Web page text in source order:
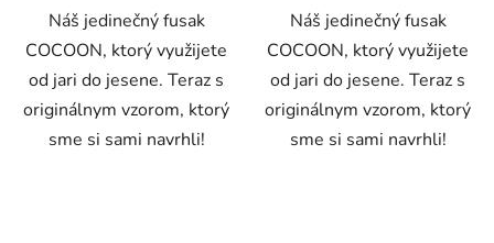
Náš jedinečný fusak
COCOON, ktorý využijete
od jari do jesene. Teraz s
originálnym vzorom, ktorý
sme si sami navrhli!
Náš jedinečný fusak
COCOON, ktorý využijete
od jari do jesene. Teraz s
originálnym vzorom, ktorý
sme si sami navrhli!